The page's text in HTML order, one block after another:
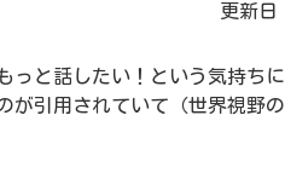
更新日
と話したい！という気持ちに
が引用されていて（世界視野